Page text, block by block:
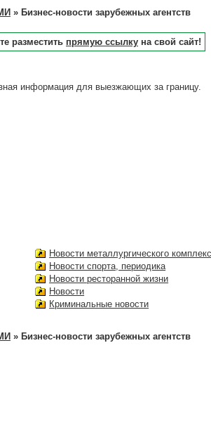
» Бизнес-новости зарубежных агентств
разместить прямую ссылку на свой сайт!
информация для выезжающих за границу.
Новости металлургического
Новости спорта, периодика
Новости ресторанной жизни
Новости
Криминальные новости
» Бизнес-новости зарубежных агентств